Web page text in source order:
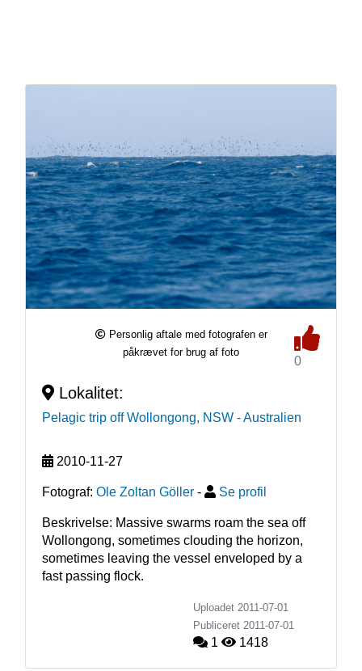
Personlig aftale med fotografen er
påkrævet for brug af foto
0
Lokalitet:
Pelagic trip off Wollongong, NSW - Australien
2010-11-27
Fotograf: Ole Zoltan Göller - Se profil
Beskrivelse: Massive swarms roam the sea off
Wollongong, sometimes clouding the horizon,
sometimes leaving the vessel enveloped by a
fast passing flock.
Uploadet 2011-07-01
Publiceret 2011-07-01
1 1418